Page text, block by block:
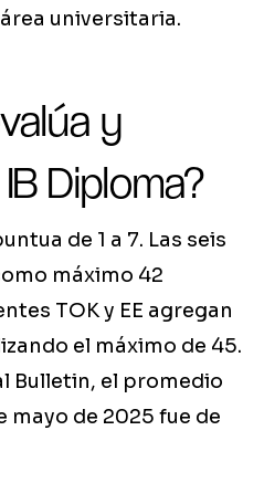
universitaria.
y
Diploma?
de 1 a 7. Las seis
máximo 42
TOK y EE agregan
el máximo de 45.
Bulletin, el promedio
mayo de 2025 fue de